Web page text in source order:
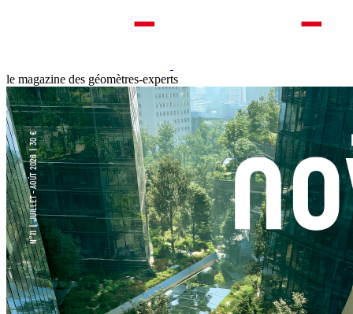
le magazine des géomètres-experts